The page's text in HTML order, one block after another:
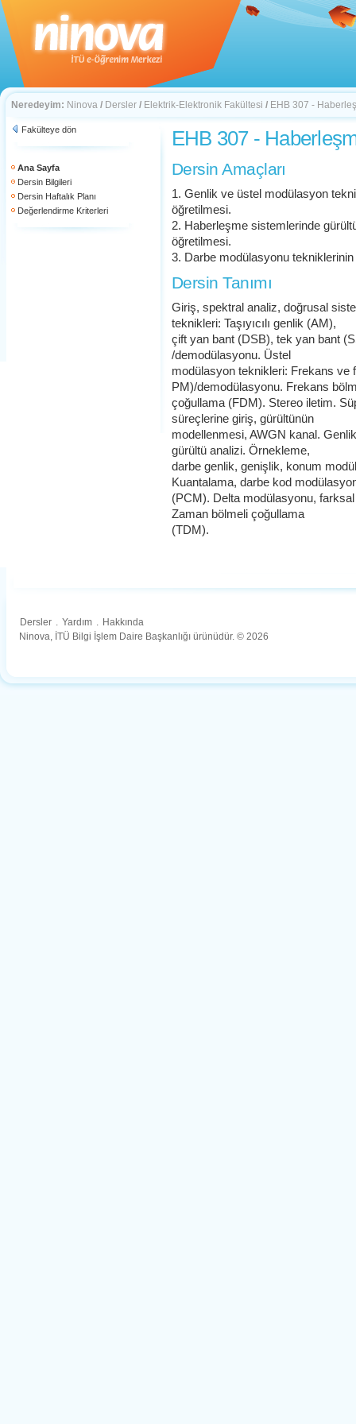
Neredeyim: Ninova / Dersler / Elektrik-Elektronik Fakültesi / EHB 307 -
Fakülteye dön
Ana Sayfa
Dersin Bilgileri
Dersin Haftalık Planı
Değerlendirme Kriterleri
EHB 307 -
Dersin Amaçları
1. Genlik ve üstel modülasyon
öğretilmesi.
2. Haberleşme sistemlerinde
öğretilmesi.
3. Darbe modülasyonu
Dersin Tanımı
Giriş, spektral analiz, doğrusal
teknikleri: Taşıyıcılı genlik (AM),
çift yan bant (DSB), tek yan bant
/demodülasyonu. Üstel
modülasyon teknikleri: Frekans ve
PM)/demodülasyonu. Frekans
çoğullama (FDM). Stereo iletim.
süreçlerine giriş, gürültünün
modellenmesi, AWGN kanal.
gürültü analizi. Örnekleme,
darbe genlik, genişlik, konum
Kuantalama, darbe kod
(PCM). Delta modülasyonu,
Zaman bölmeli çoğullama
(TDM).
Dersler . Yardım . Hakkında
Ninova, İTÜ Bilgi İşlem Daire Başkanlığı ürünüdür. © 2026